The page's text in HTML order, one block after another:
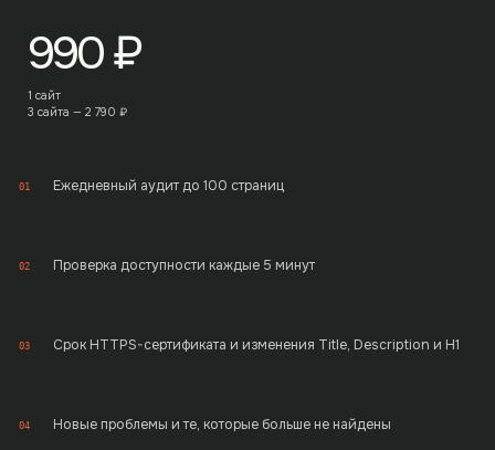
990₽
1 сайт
3 сайта — 2 790 ₽
01 Ежедневный аудит до 100 страниц
02 Проверка доступности каждые 5 минут
03 Срок HTTPS-сертификата и изменения Title, Description и H1
04 Новые проблемы и те, которые больше не найдены